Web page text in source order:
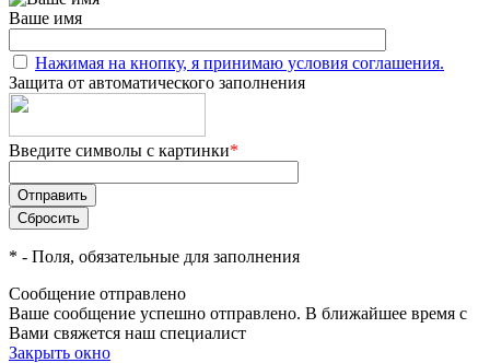
Ваше имя
Нажимая на кнопку, я принимаю условия соглашения.
Защита от автоматического заполнения
Введите символы с картинки*
* - Поля, обязательные для заполнения
Сообщение отправлено
Ваше сообщение успешно отправлено. В ближайшее время с
Вами свяжется наш специалист
Закрыть окно